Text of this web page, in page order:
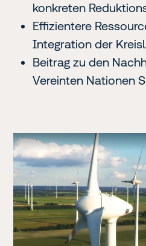
konkreten
Effizientere
Integration der
Beitrag zu den
Vereinten Nationen